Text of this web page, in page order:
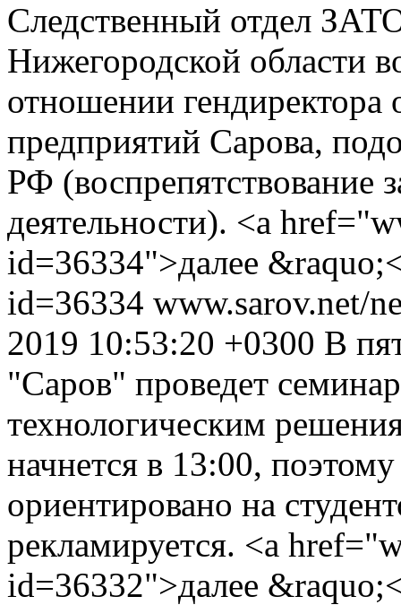
Следственный отдел
Нижегородской области
отношении
предприятий Сарова,
РФ (воспрепятствование
деятельности). <a
id=36334">далее
id=36334 www.sarov.net/
2019 10:53:20 +0300 В
"Саров" проведет
технологическим
начнется в 13:00,
ориентировано на
рекламируется. <a
id=36332">далее